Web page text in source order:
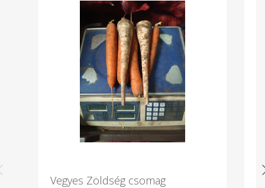
Vegyes Zöldség csomag